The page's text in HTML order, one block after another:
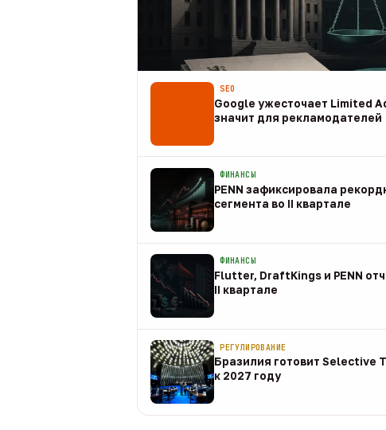
SEO
Google ужесточает Limited
значит для рекламодателей
ФИНАНСЫ
PENN зафиксировала
сегмента во II квартале
ФИНАНСЫ
Flutter, DraftKings и PENN
II квартале
РЕГУЛИРОВАНИЕ
Бразилия готовит Selective
к 2027 году